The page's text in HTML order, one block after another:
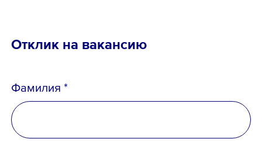
Отклик на вакансию
Фамилия *